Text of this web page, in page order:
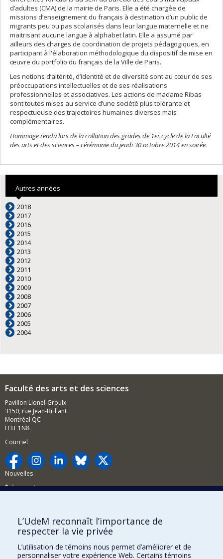
d’adultes (CMA) de la mairie de Paris. Elle a été chargée de
missions d’enseignement du français à destination d’un public de
migrants peu ou pas scolarisés dans leur langue maternelle et ne
maitrisant aucune langue à alphabet latin. Elle a assumé par
ailleurs des charges de coordination de projets pédagogiques, en
participant à l'élaboration méthodologique du dispositif de mise en
œuvre du portfolio du français de la Ville de Paris.
Les notions d’altérité, d’identité et de diversité sont au cœur de ses
préoccupations intellectuelles et de ses réalisations
professionnelles et associatives. Les actions de madame Ribas
sont toutes mises au service d’une société plus tolérante et
respectueuse des trajectoires humaines diverses mais
complémentaires.
Hommage rendu lors de la collation des grades de 1er cycle de la Faculté
des arts et des sciences – cérémonie du jeudi 30 octobre 2014 en soirée.
Autres années
2018
2017
2016
2015
2014
2013
2012
2011
2010
2009
2008
2007
2006
2005
2004
Faculté des arts et des sciences
Pavillon Lionel-Groulx
3150, rue Jean-Brillant
Montréal QC
H3T 1N8
Courriel
Nouvelles
Événements
BESOIN D'AIDE?
Plan du site
Signaler une erreur
L’UdeM reconnaît l’importance de
respecter la vie privée
L’utilisation de témoins nous permet d’améliorer et de
personnaliser votre expérience Web. Certains témoins